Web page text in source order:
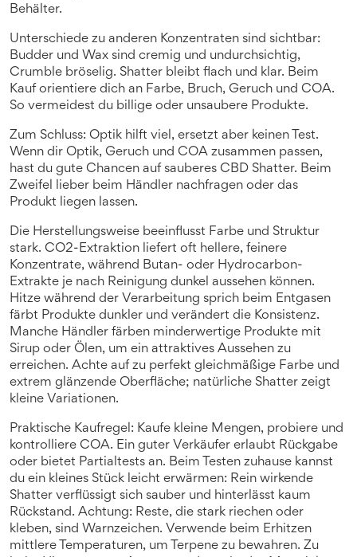
Behälter.
Unterschiede zu anderen Konzentraten sind sichtbar:
Budder und Wax sind cremig und undurchsichtig,
Crumble bröselig. Shatter bleibt flach und klar. Beim
Kauf orientiere dich an Farbe, Bruch, Geruch und COA.
So vermeidest du billige oder unsaubere Produkte.
Zum Schluss: Optik hilft viel, ersetzt aber keinen Test.
Wenn dir Optik, Geruch und COA zusammen passen,
hast du gute Chancen auf sauberes CBD Shatter. Beim
Zweifel lieber beim Händler nachfragen oder das
Produkt liegen lassen.
Die Herstellungsweise beeinflusst Farbe und Struktur
stark. CO2-Extraktion liefert oft hellere, feinere
Konzentrate, während Butan- oder Hydrocarbon-
Extrakte je nach Reinigung dunkel aussehen können.
Hitze während der Verarbeitung sprich beim Entgasen
färbt Produkte dunkler und verändert die Konsistenz.
Manche Händler färben minderwertige Produkte mit
Sirup oder Ölen, um ein attraktives Aussehen zu
erreichen. Achte auf zu perfekt gleichmäßige Farbe und
extrem glänzende Oberfläche; natürliche Shatter zeigt
kleine Variationen.
Praktische Kaufregel: Kaufe kleine Mengen, probiere und
kontrolliere COA. Ein guter Verkäufer erlaubt Rückgabe
oder bietet Partialtests an. Beim Testen zuhause kannst
du ein kleines Stück leicht erwärmen: Rein wirkende
Shatter verflüssigt sich sauber und hinterlässt kaum
Rückstand. Achtung: Reste, die stark riechen oder
kleben, sind Warnzeichen. Verwende beim Erhitzen
mittlere Temperaturen, um Terpene zu bewahren. Zu